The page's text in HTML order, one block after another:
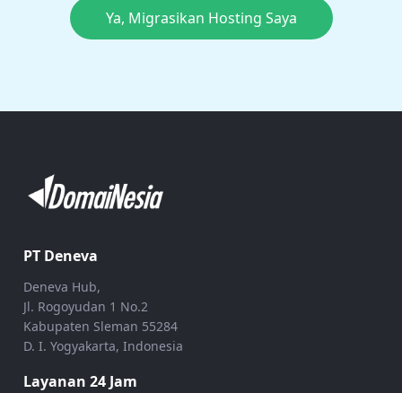
Ya, Migrasikan Hosting Saya
PT Deneva
Deneva Hub,
Jl. Rogoyudan 1 No.2
Kabupaten Sleman 55284
D. I. Yogyakarta, Indonesia
Layanan 24 Jam